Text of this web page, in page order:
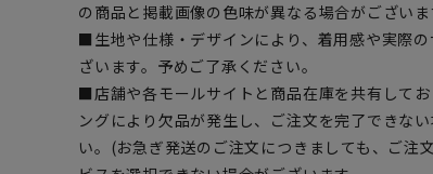
の商品と掲載画像の色味が異なる場合がございま
■生地や仕様・デザインにより、着用感や実際
ざいます。予めご了承ください。
■店舗や各モールサイトと商品在庫を共有して
ングにより欠品が発生し、ご注文を完了できな
い。(お急ぎ発送のご注文につきましても、ご注